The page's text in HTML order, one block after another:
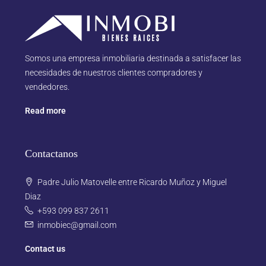
Somos una empresa inmobiliaria destinada a satisfacer las
necesidades de nuestros clientes compradores y
vendedores.
Read more
Contactanos
Padre Julio Matovelle entre Ricardo Muñoz y Miguel
Diaz
+593 099 837 2611
inmobiec@gmail.com
Contact us